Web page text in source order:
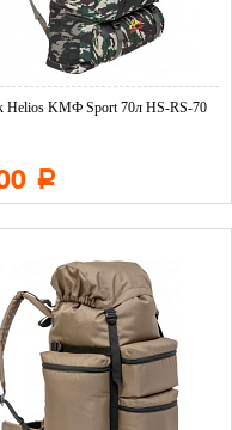
Helios KMФ Sport 70л HS-RS-70
Р